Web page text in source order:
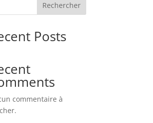
Rechercher
Posts
commentaire à